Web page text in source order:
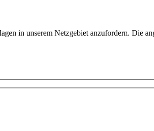
in unserem Netzgebiet anzufordern. Die